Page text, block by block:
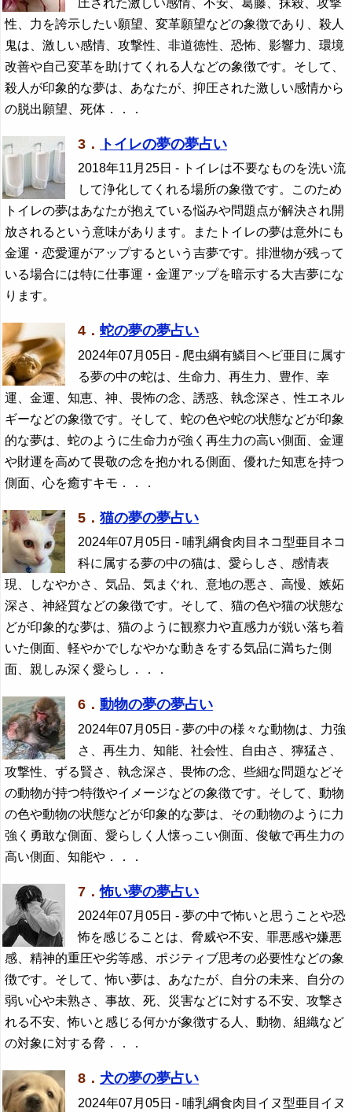
圧された激しい感情、不安、葛藤、抹殺、攻撃
性、力を誇示したい願望、変革願望などの象徴であり、殺人
鬼は、激しい感情、攻撃性、非道徳性、恐怖、影響力、環境
改善や自己変革を助けてくれる人などの象徴です。そして、
殺人が印象的な夢は、あなたが、抑圧された激しい感情から
の脱出願望、死体．．．
3． トイレの夢の夢占い
2018年11月25日 - トイレは不要なものを洗い流
して浄化してくれる場所の象徴です。このため
トイレの夢はあなたが抱えている悩みや問題点が解決され開
放されるという意味があります。またトイレの夢は意外にも
金運・恋愛運がアップするという吉夢です。排泄物が残って
いる場合には特に仕事運・金運アップを暗示する大吉夢にな
ります。
4． 蛇の夢の夢占い
2024年07月05日 - 爬虫綱有鱗目ヘビ亜目に属す
る夢の中の蛇は、生命力、再生力、豊作、幸
運、金運、知恵、神、畏怖の念、誘惑、執念深さ、性エネル
ギーなどの象徴です。そして、蛇の色や蛇の状態などが印象
的な夢は、蛇のように生命力が強く再生力の高い側面、金運
や財運を高めて畏敬の念を抱かれる側面、優れた知恵を持つ
側面、心を癒すキモ．．．
5． 猫の夢の夢占い
2024年07月05日 - 哺乳綱食肉目ネコ型亜目ネコ
科に属する夢の中の猫は、愛らしさ、感情表
現、しなやかさ、気品、気まぐれ、意地の悪さ、高慢、嫉妬
深さ、神経質などの象徴です。そして、猫の色や猫の状態な
どが印象的な夢は、猫のように観察力や直感力が鋭い落ち着
いた側面、軽やかでしなやかな動きをする気品に満ちた側
面、親しみ深く愛らし．．．
6． 動物の夢の夢占い
2024年07月05日 - 夢の中の様々な動物は、力強
さ、再生力、知能、社会性、自由さ、獰猛さ、
攻撃性、ずる賢さ、執念深さ、畏怖の念、些細な問題などそ
の動物が持つ特徴やイメージなどの象徴です。そして、動物
の色や動物の状態などが印象的な夢は、その動物のように力
強く勇敢な側面、愛らしく人懐っこい側面、俊敏で再生力の
高い側面、知能や．．．
7．怖い夢の夢占い
2024年07月05日 - 夢の中で怖いと思うことや恐
怖を感じることは、脅威や不安、罪悪感や嫌悪
感、精神的重圧や劣等感、ポジティブ思考の必要性などの象
徴です。そして、怖い夢は、あなたが、自分の未来、自分の
弱い心や未熟さ、事故、死、災害などに対する不安、攻撃さ
れる不安、怖いと感じる何かが象徴する人、動物、組織など
の対象に対する脅．．．
8． 犬の夢の夢占い
2024年07月05日 - 哺乳綱食肉目イヌ型亜目イヌ